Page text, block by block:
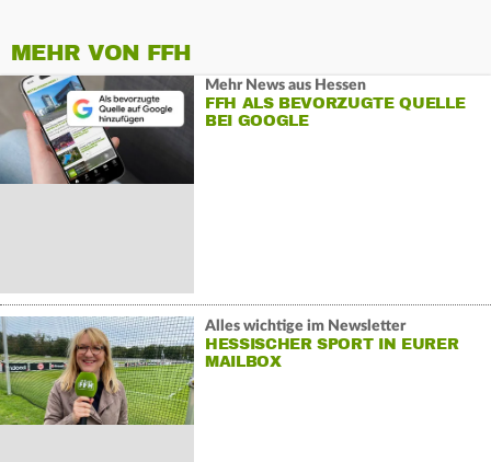
MEHR VON FFH
Mehr News aus Hessen
FFH ALS BEVORZUGTE QUELLE
BEI GOOGLE
Alles wichtige im Newsletter
HESSISCHER SPORT IN EURER
MAILBOX